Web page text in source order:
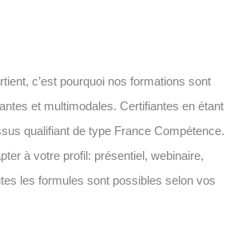
c’est pourquoi nos formations sont
et multimodales. Certifiantes en étant
qualifiant de type France Compétence.
à votre profil: présentiel, webinaire,
les formules sont possibles selon vos